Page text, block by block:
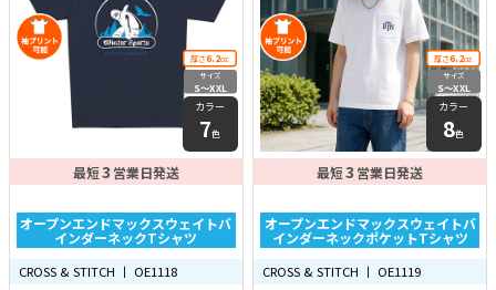
厚さ6.2oz
サイズ
S〜XXL
カラー
7色
最短3 営業日発送
オープンエンドマックスウェイトバ
インダーネックTシャツ
CROSS & STITCH 丨 OE1118
厚さ6.2oz
サイズ
S〜XXL
カラー
8色
最短3 営業日発送
オープンエンドマックスウェイトバ
インダーネックポケットTシャツ
CROSS & STITCH 丨 OE1119